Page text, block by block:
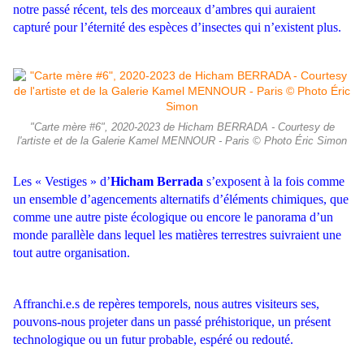
notre passé récent, tels des morceaux d’ambres qui auraient
capturé pour l’éternité des espèces d’insectes qui n’existent plus.
"Carte mère #6", 2020-2023 de Hicham BERRADA - Courtesy de
l'artiste et de la Galerie Kamel MENNOUR - Paris © Photo Éric Simon
Les « Vestiges » d’Hicham Berrada s’exposent à la fois comme
un ensemble d’agencements alternatifs d’éléments chimiques, que
comme une autre piste écologique ou encore le panorama d’un
monde parallèle dans lequel les matières terrestres suivraient une
tout autre organisation.
Affranchi.e.s de repères temporels, nous autres visiteurs ses,
pouvons-nous projeter dans un passé préhistorique, un présent
technologique ou un futur probable, espéré ou redouté.